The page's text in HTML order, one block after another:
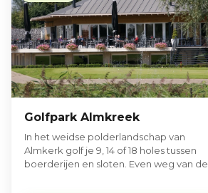
Golfpark Almkreek
In het weidse polderlandschap van
Almkerk golf je 9, 14 of 18 holes tussen
boerderijen en sloten. Even weg van de